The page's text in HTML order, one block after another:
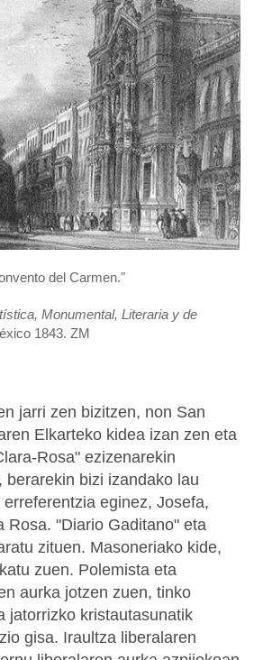
del Carmen."
Monumental, Literaria y de
1843. ZM
jarri zen bizitzen, non San
Elkarteko kidea izan zen eta
Rosa" ezizenarekin
berarekin bizi izandako lau
eginez, Josefa,
Rosa. "Diario Gaditano" eta
zituen. Masoneriako kide,
zuen. Polemista eta
aurka jotzen zuen, tinko
jatorrizko kristautasunatik
gisa. Iraultza liberalaren